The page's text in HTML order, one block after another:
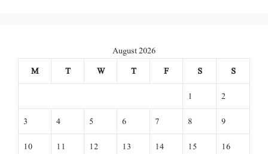
August 2026
M
T W T F S
S
1
2
3
4 5 6 7 8
9
10
11 12 13 14 15
16